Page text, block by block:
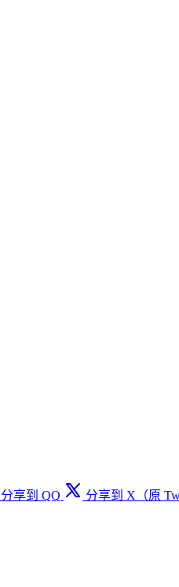
分享到 QQ 分享到 X（原